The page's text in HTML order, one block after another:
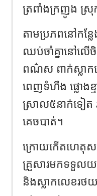
ត្រពាំងក្រញូង ស្រុក
តាមប្រភពនៅកន្
ឈប់ចាំគ្នានៅលើ
ពណ៌ស ពាក់ស្លាក
ពេញទំហឹង ផ្លោងខ្
ស្រាល៥នាក់ទៀត
គេចបាត់។
ក្រោយកើតហេតុ
គ្រួសារមកទទួល
និងស្លាកលេខរថយ